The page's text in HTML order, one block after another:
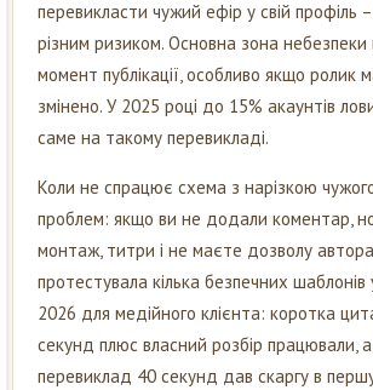
перевикласти чужий ефір у свій профіль –
різним ризиком. Основна зона небезпеки
момент публікації, особливо якщо ролик
змінено. У 2025 році до 15% акаунтів
саме на такому перевикладі.
Коли не спрацює схема з нарізкою
проблем: якщо ви не додали коментар,
монтаж, титри і не маєте дозволу
протестувала кілька безпечних шаблонів
2026 для медійного клієнта: коротка
секунд плюс власний розбір працювали,
перевиклад 40 секунд дав скаргу в